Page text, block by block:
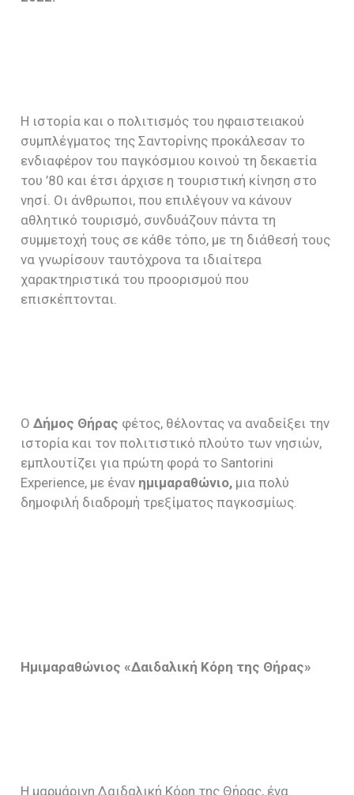
Η ιστορία και ο πολιτισμός του ηφαιστειακού
συμπλέγματος της Σαντορίνης προκάλεσαν το
ενδιαφέρον του παγκόσμιου κοινού τη δεκαετία
του ’80 και έτσι άρχισε η τουριστική κίνηση στο
νησί. Οι άνθρωποι, που επιλέγουν να κάνουν
αθλητικό τουρισμό, συνδυάζουν πάντα τη
συμμετοχή τους σε κάθε τόπο, με τη διάθεσή τους
να γνωρίσουν ταυτόχρονα τα ιδιαίτερα
χαρακτηριστικά του προορισμού που
επισκέπτονται.
ΟΔήμος Θήρας φέτος, θέλοντας να αναδείξει την
ιστορία και τον πολιτιστικό πλούτο των νησιών,
εμπλουτίζει για πρώτη φορά το Santorini
Experience, με έναν ημιμαραθώνιο, μια πολύ
δημοφιλή διαδρομή τρεξίματος παγκοσμίως.
Ημιμαραθώνιος «Δαιδαλική Κόρη της Θήρας»
Η μαρμάρινη Δαιδαλική Κόρη της Θήρας, ένα